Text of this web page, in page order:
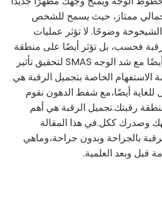
جمالي ممتاز، حيث يسمح للشخص
وضوحًا. لا تؤثر عمليات
فحسب، بل تؤثر أيضًا على منطقة
الوجه السفلي، يتم دمجها أيضًا مع شد الوجه SMAS لتحقيق تأثير
الاستفهام الخاصة بتجميل الرقبة هي
أيضًا،مع شفط الدهون نقوم
رقبتك.تجميل الرقبة هي أهم
وصدرك ككل.في هذا المقالة
بالجراحة وبدون جراحة،وماهي
قبل وبعد العلمية.